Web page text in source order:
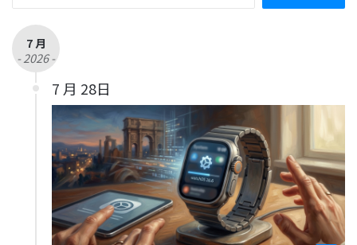
7 月
- 2026 -
7 月 28日